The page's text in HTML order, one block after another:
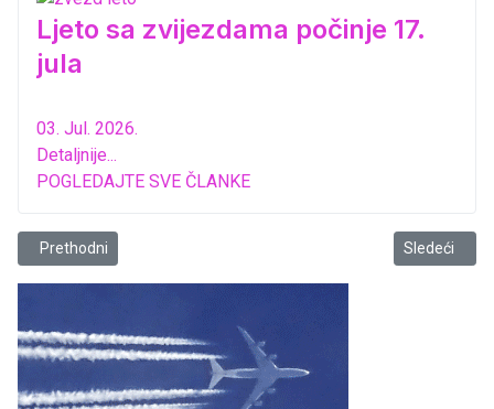
Ljeto sa zvijezdama počinje 17.
jula
03. Jul. 2026.
Detaljnije...
POGLEDAJTE SVE ČLANKE
Prethodni članak: Goran Ćetković izlaže u Bijelom Polju
Prethodni Sledeći
Sledeći